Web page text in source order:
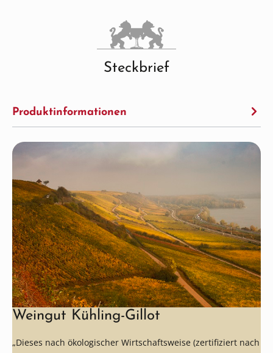
Steckbrief
Produktinformationen
Weingut Kühling-Gillot
„Dieses nach ökologischer Wirtschaftsweise (zertifiziert nach